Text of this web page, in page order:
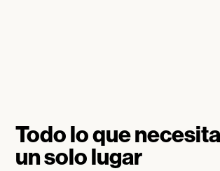
Todo lo que
un solo lugar